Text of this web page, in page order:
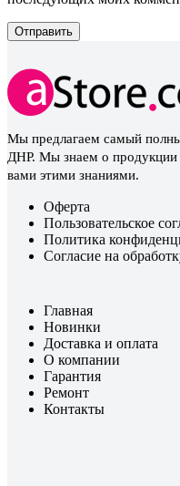
Мы предлагаем самый
ДНР. Мы знаем о продукции
вами этими знаниями.
Оферта
Пользовательское
Политика
Согласие на
Главная
Новинки
Доставка и оплата
О компании
Гарантия
Ремонт
Контакты